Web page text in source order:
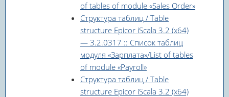
of tables of module «Sales Order»
Структура таблиц / Table
structure Epicor iScala 3.2 (x64)
— 3.2.0317 :: Список таблиц
модуля «Зарплата»/List of tables
of module «Payroll»
Структура таблиц / Table
structure Epicor iScala 3.2 (x64)